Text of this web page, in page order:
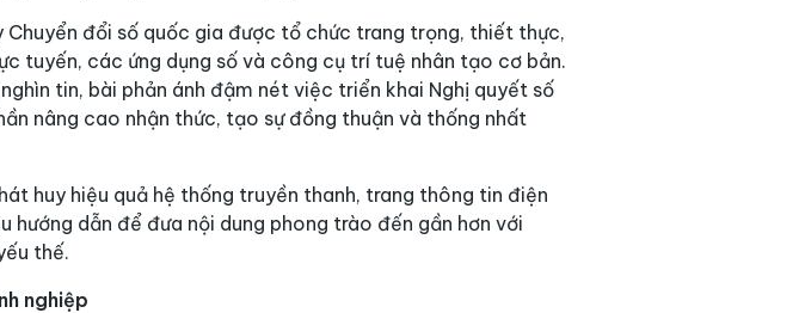
Chuyển đổi số quốc gia được tổ chức trang trọng, thiết thực,
tuyến, các ứng dụng số và công cụ trí tuệ nhân tạo cơ bản.
tin, bài phản ánh đậm nét việc triển khai Nghị quyết số
nâng cao nhận thức, tạo sự đồng thuận và thống nhất
huy hiệu quả hệ thống truyền thanh, trang thông tin điện
dẫn để đưa nội dung phong trào đến gần hơn với
thế.
nghiệp